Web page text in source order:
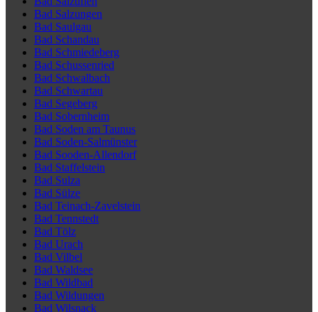
Bad Salzungen
Bad Saulgau
Bad Schandau
Bad Schmiedeberg
Bad Schussenried
Bad Schwalbach
Bad Schwartau
Bad Segeberg
Bad Sobernheim
Bad Soden am Taunus
Bad Soden-Salmünster
Bad Sooden-Allendorf
Bad Staffelstein
Bad Sulza
Bad Sülze
Bad Teinach-Zavelstein
Bad Tennstedt
Bad Tölz
Bad Urach
Bad Vilbel
Bad Waldsee
Bad Wildbad
Bad Wildungen
Bad Wilsnack